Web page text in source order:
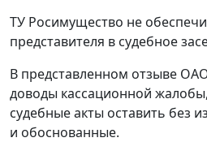
ТУ Росимущество не
представителя в судебное
В представленном отзыве
доводы кассационной
судебные акты оставить без
и обоснованные.